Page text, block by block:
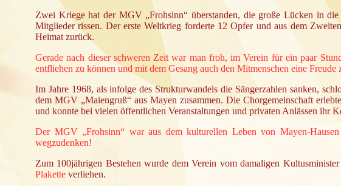
Zwei Kriege hat der MGV „Frohsinn“ überstanden, die große Lücken in die
Mitglieder rissen. Der erste Weltkrieg forderte 12 Opfer und aus dem
Heimat zurück.
Gerade nach dieser schweren Zeit war man froh, im Verein für ein paar
entfliehen zu können und mit dem Gesang auch den Mitmenschen eine Freude
Im Jahre 1968, als infolge des Strukturwandels die Sängerzahlen sanken,
dem MGV „Maiengruß“ aus Mayen zusammen. Die Chorgemeinschaft
und konnte bei vielen öffentlichen Veranstaltungen und privaten Anlässen ihr
Der MGV „Frohsinn“ war aus dem kulturellen Leben von Mayen-
wegzudenken!
Zum 100jährigen Bestehen wurde dem Verein vom damaligen
Plakette verliehen.